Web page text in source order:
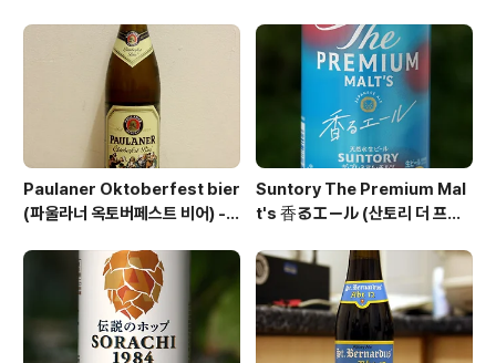
Paulaner Oktoberfest bier
(파울라너 옥토버페스트 비어) -
Suntory The Premium Mal
t's 香るエール (산토리 더 프리